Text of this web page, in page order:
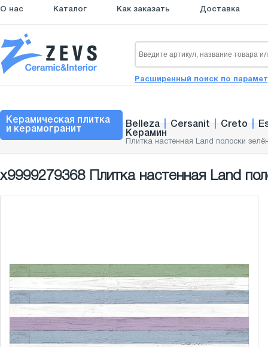
О нас Каталог Как заказать Доставка
Расширенный поиск по
Керамическая плитка
и керамогранит
Belleza Cersanit Creto
Керамин
Плитка настенная Land полоски
х9999279368 Плитка настенная Land